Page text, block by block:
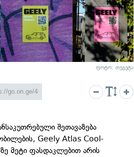
ფოტო: თეგეტა
შეთავაზება
Geely Atlas Cool-
მეტი ფასდაკლებით არის